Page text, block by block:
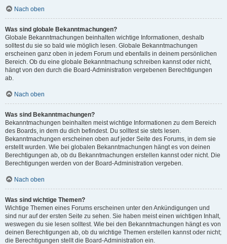
Nach oben
Was sind globale Bekanntmachungen?
Globale Bekanntmachungen beinhalten wichtige Informationen, deshalb
solltest du sie so bald wie möglich lesen. Globale Bekanntmachungen
erscheinen ganz oben in jedem Forum und ebenfalls in deinem persönlichen
Bereich. Ob du eine globale Bekanntmachung schreiben kannst oder nicht,
hängt von den durch die Board-Administration vergebenen Berechtigungen
ab.
Nach oben
Was sind Bekanntmachungen?
Bekanntmachungen beinhalten meist wichtige Informationen zu dem Bereich
des Boards, in dem du dich befindest. Du solltest sie stets lesen.
Bekanntmachungen erscheinen oben auf jeder Seite des Forums, in dem sie
erstellt wurden. Wie bei globalen Bekanntmachungen hängt es von deinen
Berechtigungen ab, ob du Bekanntmachungen erstellen kannst oder nicht. Die
Berechtigungen werden von der Board-Administration vergeben.
Nach oben
Was sind wichtige Themen?
Wichtige Themen eines Forums erscheinen unter den Ankündigungen und
sind nur auf der ersten Seite zu sehen. Sie haben meist einen wichtigen Inhalt,
weswegen du sie lesen solltest. Wie bei den Bekanntmachungen hängt es von
deinen Berechtigungen ab, ob du wichtige Themen erstellen kannst oder nicht;
die Berechtigungen stellt die Board-Administration ein.